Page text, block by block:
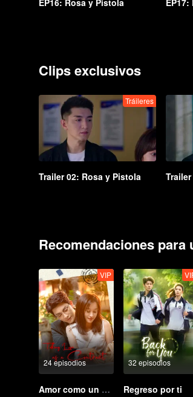
EP16: Rosa y Pistola
Clips exclusivos
Tráileres
Trailer 02: Rosa y Pistola
Recomendaciones para
24 episodios
VIP
Amor como un contrato
32 episodios
Regreso por ti